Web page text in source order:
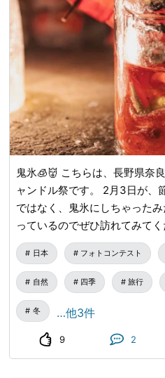
鬼氷🧊👹 こちらは、長野県奈良井宿で開催されたアイスキ
ャンドル祭です。 2月3日が、
ではなく、鬼氷にしちゃった
っているのでぜひ訪れてみて
日本 フォトコンテスト
自然 四季 旅行
冬 …他3件
9 2